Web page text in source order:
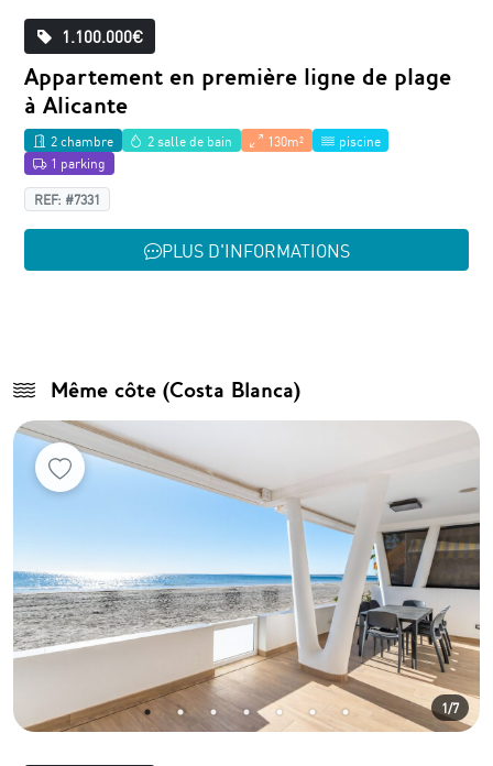
1.100.000€
Appartement en première ligne de plage
à Alicante
2 chambre 2 salle de bain 130m²
piscine
1 parking
REF: #7331
PLUS D'INFORMATIONS
Même côte (Costa Blanca)
1/7